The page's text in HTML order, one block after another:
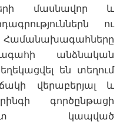
մասնավոր և
ու
անձնական
են տեղում
վերաբերյալ և
գործընթացի
կապված